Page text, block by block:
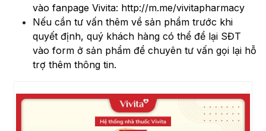
vào fanpage Vivita: http://m.me/vivitapharmacy
Nếu cần tư vấn thêm về sản phẩm trước khi
quyết định, quý khách hàng có thể để lại SĐT
vào form ở sản phẩm để chuyên tư vấn gọi lại hỗ
trợ thêm thông tin.